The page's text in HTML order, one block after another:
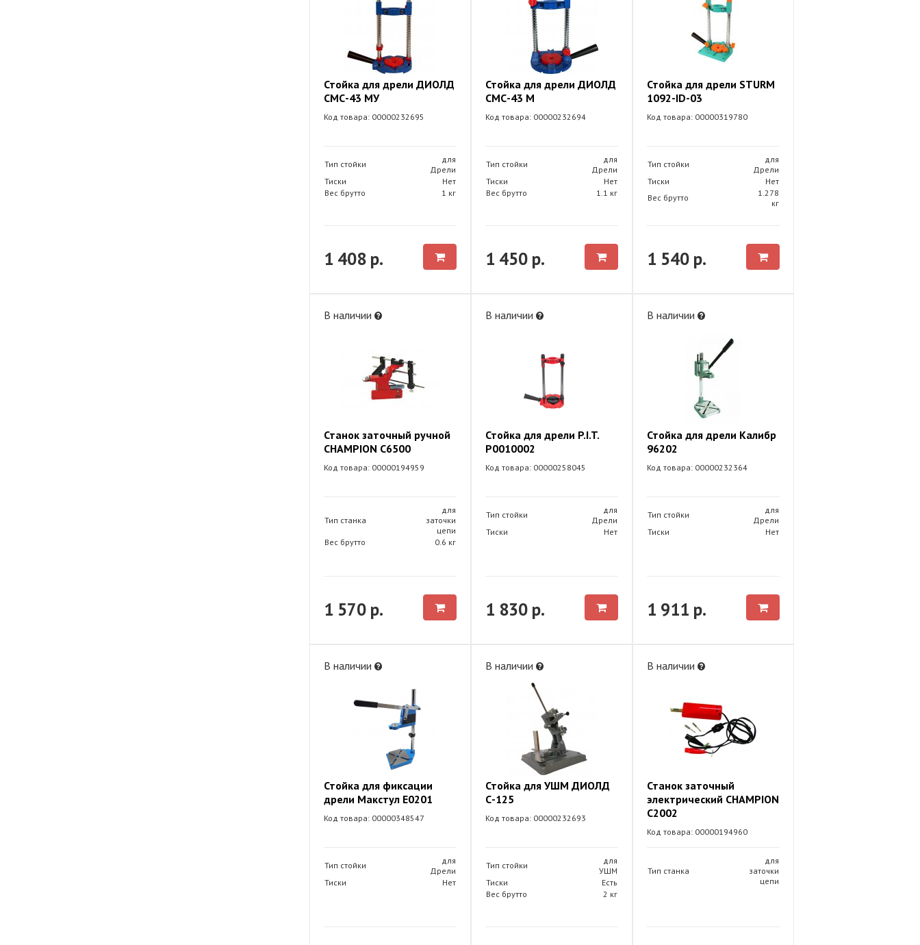
Стойка для дрели ДИОЛД
СМС-43 МУ
Код товара: 00000232695
Тип стойки
для
Дрели
Тиски
Нет
Вес брутто
1 кг
1 408 р.
Стойка для дрели ДИОЛД
СМС-43 М
Код товара: 00000232694
Тип стойки
для
Дрели
Тиски
Нет
Вес брутто
1.1 кг
1 450 р.
Стойка для дрели STURM
1092-ID-03
Код товара: 00000319780
Тип стойки
для
Дрели
Тиски
Нет
Вес брутто
1.278
кг
1 540 р.
В наличии
Станок заточный ручной
CHAMPION C6500
Код товара: 00000194959
Тип станка
для
заточки
цепи
Вес брутто
0.6 кг
1 570 р.
В наличии
Стойка для дрели P.I.T.
P0010002
Код товара: 00000258045
Тип стойки
для
Дрели
Тиски
Нет
1 830 р.
В наличии
Стойка для дрели Калибр
96202
Код товара: 00000232364
Тип стойки
для
Дрели
Тиски
Нет
1 911 р.
В наличии
Стойка для фиксации
дрели Макстул E0201
Код товара: 00000348547
Тип стойки
для
Дрели
Тиски
Нет
В наличии
Стойка для УШМ ДИОЛД
С-125
Код товара: 00000232693
Тип стойки
для
УШМ
Тиски
Есть
Вес брутто
2 кг
В наличии
Станок заточный
электрический CHAMPION
C2002
Код товара: 00000194960
Тип станка
для
заточки
цепи